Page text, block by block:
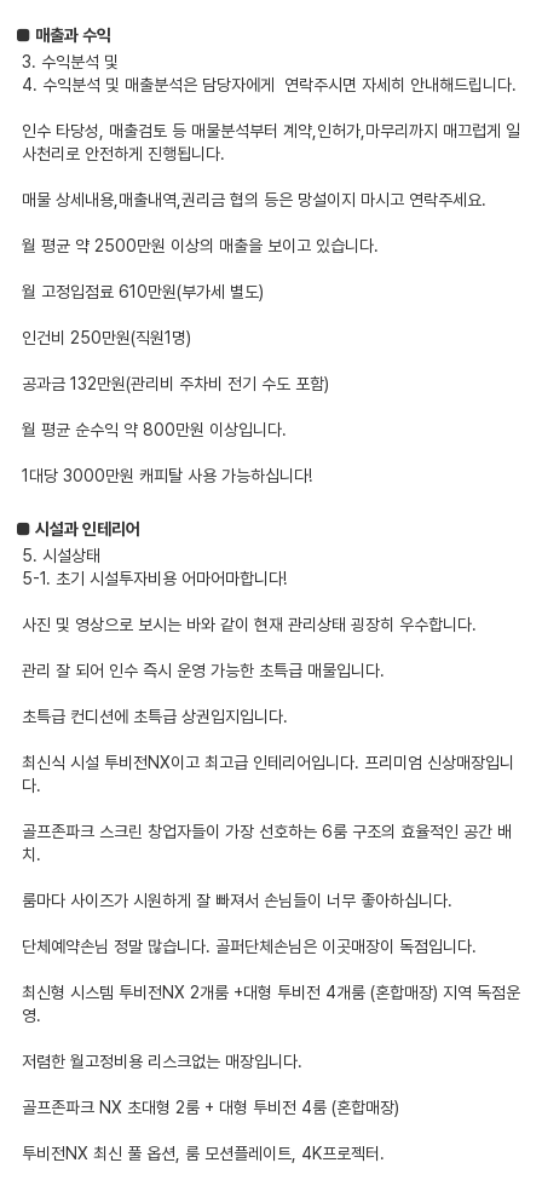
■ 매출과 수익
3. 수익분석 및
4. 수익분석 및 매출분석은 담당자에게 연락주시면 자세히 안내해드립니다.
인수 타당성, 매출검토 등 매물분석부터 계약,인허가,마무리까지 매끄럽게 일
사천리로 안전하게 진행됩니다.
매물 상세내용,매출내역,권리금 협의 등은 망설이지 마시고 연락주세요.
월 평균 약 2500만원 이상의 매출을 보이고 있습니다.
월 고정입점료 610만원(부가세 별도)
인건비 250만원(직원1명)
공과금 132만원(관리비 주차비 전기 수도 포함)
월 평균 순수익 약 800만원 이상입니다.
1대당 3000만원 캐피탈 사용 가능하십니다!
■ 시설과 인테리어
5. 시설상태
5-1. 초기 시설투자비용 어마어마합니다!
사진 및 영상으로 보시는 바와 같이 현재 관리상태 굉장히 우수합니다.
관리 잘 되어 인수 즉시 운영 가능한 초특급 매물입니다.
초특급 컨디션에 초특급 상권입지입니다.
최신식 시설 투비전NX이고 최고급 인테리어입니다. 프리미엄 신상매장입니
다.
골프존파크 스크린 창업자들이 가장 선호하는 6룸 구조의 효율적인 공간 배
치.
룸마다 사이즈가 시원하게 잘 빠져서 손님들이 너무 좋아하십니다.
단체예약손님 정말 많습니다. 골퍼단체손님은 이곳매장이 독점입니다.
최신형 시스템 투비전NX 2개룸 +대형 투비전 4개룸 (혼합매장) 지역 독점운
영.
저렴한 월고정비용 리스크없는 매장입니다.
골프존파크 NX 초대형 2룸 + 대형 투비전 4룸 (혼합매장)
투비전NX 최신 풀 옵션, 룸 모션플레이트, 4K프로젝터.